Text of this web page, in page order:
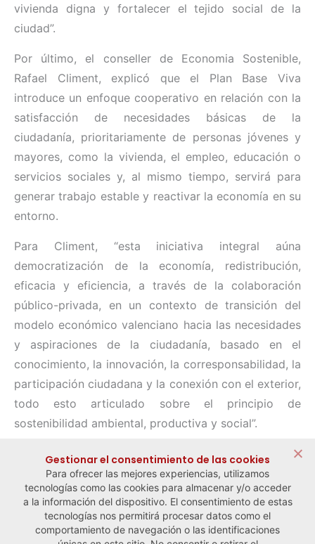
vivienda digna y fortalecer el tejido social de la
ciudad”.
Por último, el conseller de Economia Sostenible,
Rafael Climent, explicó que el Plan Base Viva
introduce un enfoque cooperativo en relación con la
satisfacción de necesidades básicas de la
ciudadanía, prioritariamente de personas jóvenes y
mayores, como la vivienda, el empleo, educación o
servicios sociales y, al mismo tiempo, servirá para
generar trabajo estable y reactivar la economía en su
entorno.
Para Climent, “esta iniciativa integral aúna
democratización de la economía, redistribución,
eficacia y eficiencia, a través de la colaboración
público-privada, en un contexto de transición del
modelo económico valenciano hacia las necesidades
y aspiraciones de la ciudadanía, basado en el
conocimiento, la innovación, la corresponsabilidad, la
participación ciudadana y la conexión con el exterior,
todo esto articulado sobre el principio de
sostenibilidad ambiental, productiva y social”.
Gestionar el consentimiento de las cookies
Para ofrecer las mejores experiencias, utilizamos
tecnologías como las cookies para almacenar y/o acceder
a la información del dispositivo. El consentimiento de estas
tecnologías nos permitirá procesar datos como el
comportamiento de navegación o las identificaciones